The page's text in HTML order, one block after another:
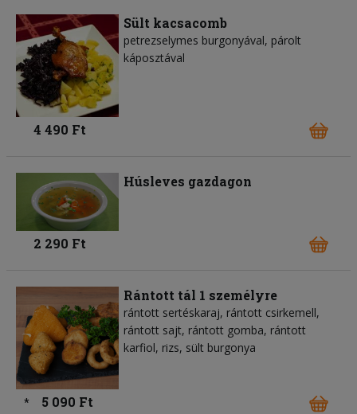
Sült kacsacomb
petrezselymes burgonyával, párolt
káposztával
4 490 Ft
Húsleves gazdagon
2 290 Ft
Rántott tál 1 személyre
rántott sertéskaraj, rántott csirkemell,
rántott sajt, rántott gomba, rántott
karfiol, rizs, sült burgonya
* 5 090 Ft